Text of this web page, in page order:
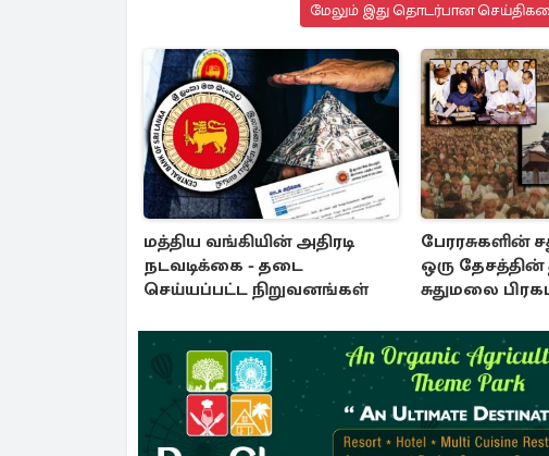
மேலும் இது தொடர்பான
மத்திய வங்கியின் அதிரடி
நடவடிக்கை - தடை
செய்யப்பட்ட நிறுவனங்கள்
பேரரசுகளின்
ஒரு தேசத்தின்
சுதுமலை